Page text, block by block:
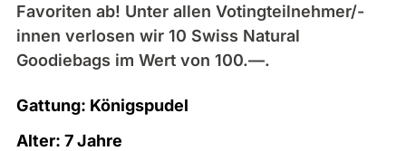
Favoriten ab! Unter allen Votingteilnehmer/-
innen verlosen wir 10 Swiss Natural
Goodiebags im Wert von 100.—.
Gattung: Königspudel
Alter: 7 Jahre